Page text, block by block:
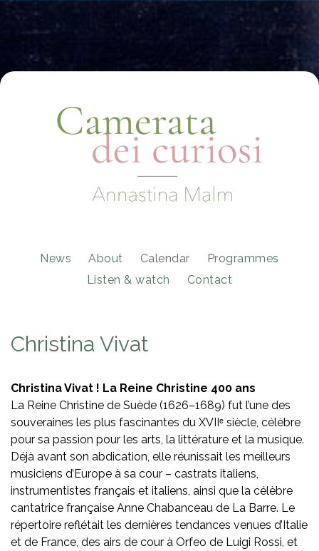
content
News About Calendar
Programmes
Listen & watch
Contact
Christina Vivat
Christina Vivat ! La Reine Christine 400 ans
La Reine Christine de Suède (1626–1689) fut l’une des
souveraines les plus fascinantes du XVIIᵉ siècle, célèbre
pour sa passion pour les arts, la littérature et la musique.
Déjà avant son abdication, elle réunissait les meilleurs
musiciens d’Europe à sa cour – castrats italiens,
instrumentistes français et italiens, ainsi que la célèbre
cantatrice française Anne Chabanceau de La Barre. Le
répertoire reflétait les dernières tendances venues d’Italie
et de France, des airs de cour à Orfeo de Luigi Rossi, et